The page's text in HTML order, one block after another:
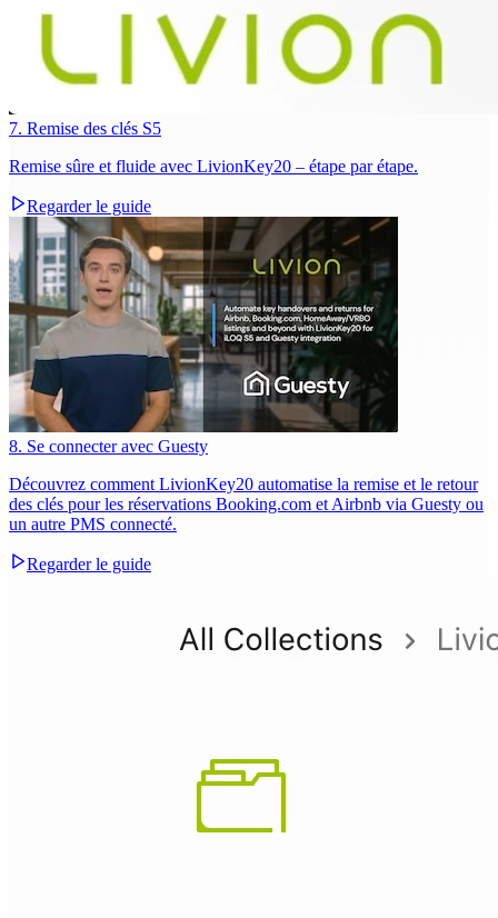
7. Remise des clés S5
Remise sûre et fluide avec LivionKey20 – étape par étape.
Regarder le guide
8. Se connecter avec Guesty
Découvrez comment LivionKey20 automatise la remise et le retour
des clés pour les réservations Booking.com et Airbnb via Guesty ou
un autre PMS connecté.
Regarder le guide